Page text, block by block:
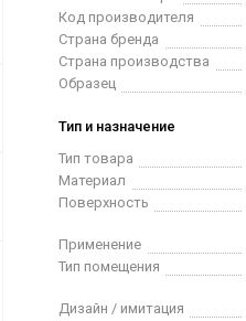
Код производителя
Страна бренда
Страна производства
Образец
Тип и назначение
Тип товара
Материал
Поверхность
Применение
Тип помещения
Дизайн / имитация